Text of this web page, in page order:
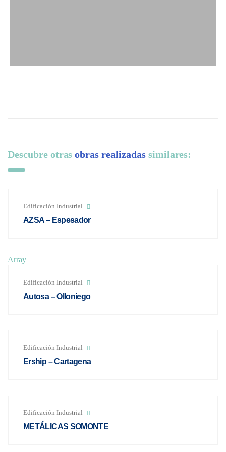
Descubre otrasobras realizadassimilares:
Edificación Industrial
AZSA – Espesador
Array
Edificación Industrial
Autosa – Olloniego
Edificación Industrial
Ership – Cartagena
Edificación Industrial
METÁLICAS SOMONTE